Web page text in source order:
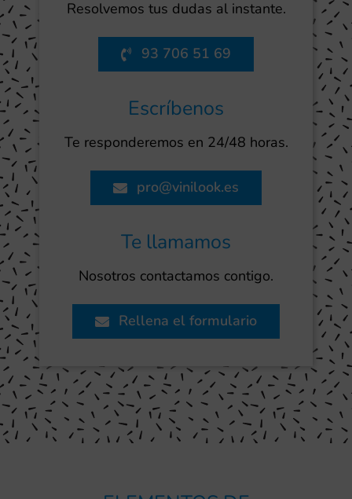
Resolvemos tus dudas al instante.
93 706 51 69
Escríbenos
Te responderemos en 24/48 horas.
pro@vinilook.es
Te llamamos
Nosotros contactamos contigo.
Rellena el formulario